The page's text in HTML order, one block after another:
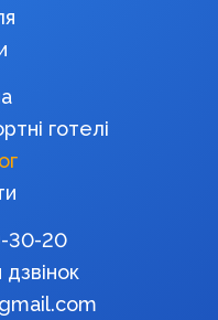
готелі
30-20